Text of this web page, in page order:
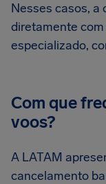
Nesses casos, a
diretamente
especializado,
Com que
voos?
A LATAM
cancelamento